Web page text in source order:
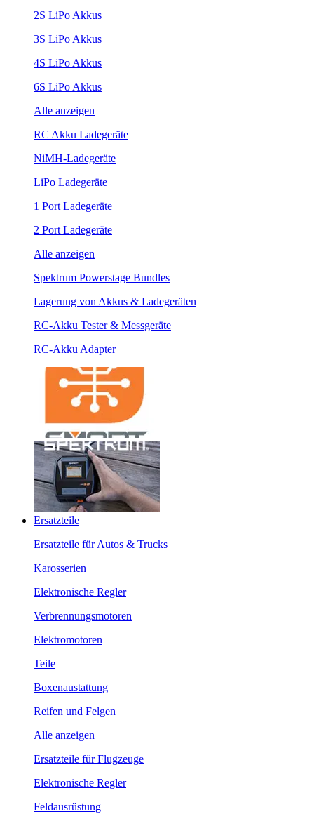
2S LiPo Akkus
3S LiPo Akkus
4S LiPo Akkus
6S LiPo Akkus
Alle anzeigen
RC Akku Ladegeräte
NiMH-Ladegeräte
LiPo Ladegeräte
1 Port Ladegeräte
2 Port Ladegeräte
Alle anzeigen
Spektrum Powerstage Bundles
Lagerung von Akkus & Ladegeräten
RC-Akku Tester & Messgeräte
RC-Akku Adapter
Ersatzteile
Ersatzteile für Autos & Trucks
Karosserien
Elektronische Regler
Verbrennungsmotoren
Elektromotoren
Teile
Boxenaustattung
Reifen und Felgen
Alle anzeigen
Ersatzteile für Flugzeuge
Elektronische Regler
Feldausrüstung